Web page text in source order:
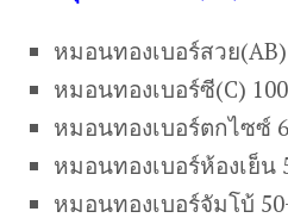
หมอนทองเบอร์สวย
หมอนทองเบอร์ซี(C)
หมอนทองเบอร์ตกไซซ์
หมอนทองเบอร์ห้องเย็น
หมอนทองเบอร์จัมโบ้